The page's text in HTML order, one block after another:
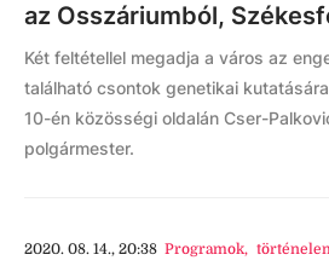
az Osszáriumból,
Két feltétellel megadja a város az
található csontok genetikai
10-én közösségi oldalán Cser-
polgármester.
2020. 08. 14., 20:38 Programok,